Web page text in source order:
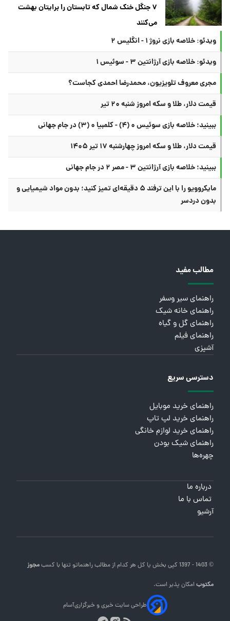
۷ جنگل خنک شمال که تابستان را برایتان بهشت
می‌کنند
ویدئو: خلاصه بازی نروژ ۱ - انگلیس ۲
ویدئو: خلاصه بازی آرژانتین ۳ - سوئیس ۱
مجری معروف تلویزیون، محمدرضا احمدی کجاست؟
قیمت دلار، طلا و سکه امروز شنبه ۲۰ تیر
ببینید؛ خلاصه بازی سوئیس ۰ (۴) - کلمبیا ۰ (۳) در جام جهانی
قیمت دلار، طلا و سکه امروز چهارشنبه ۱۷ تیر ۱۴۰۵
ببینید؛ خلاصه بازی آرژانتین ۳ - مصر ۲ در جام جهانی
مایکروویو را با این ترفند ۵ دقیقه‌ای تمیز کنید؛ بدون مواد شیمیایی و
بدون دردسر
مطالب مفید
راهنمای سیر وسفر
راهنمای خانه شیک
راهنمای گل و گیاه
راهنمای فیلم
آشپزی
دسترسی سریع
راهنمای خرید موبایل
راهنمای خرید لپ تاپ
راهنمای خرید لوازم خانگی
راهنمای شیک بودن
چهره‌ها
درباره ما
تماس با ما
آرشیو
© 1403 - 1397 کپی بخش یا کل هر کدام از مطالب راهنماتو تنها با کسبمجوز
مکتوبامکان پذیر است.
طراحی سایت خبری و خبرگزاریآسام